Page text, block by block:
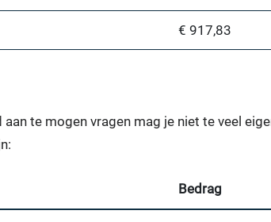
€ 917,83
te mogen vragen mag je niet te veel
Bedrag